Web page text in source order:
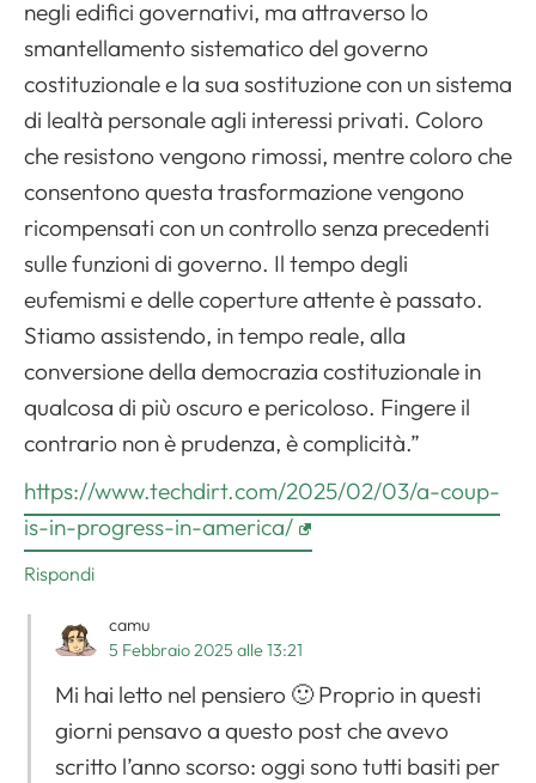
negli edifici governativi, ma attraverso lo
smantellamento sistematico del governo
costituzionale e la sua sostituzione con un sistema
di lealtà personale agli interessi privati. Coloro
che resistono vengono rimossi, mentre coloro che
consentono questa trasformazione vengono
ricompensati con un controllo senza precedenti
sulle funzioni di governo. Il tempo degli
eufemismi e delle coperture attente è passato.
Stiamo assistendo, in tempo reale, alla
conversione della democrazia costituzionale in
qualcosa di più oscuro e pericoloso. Fingere il
contrario non è prudenza, è complicità.”
https://www.techdirt.com/2025/02/03/a-coup-
is-in-progress-in-america/
Rispondi
camu
5 Febbraio 2025 alle 13:21
Mi hai letto nel pensiero 🙂 Proprio in questi
giorni pensavo a questo post che avevo
scritto l’anno scorso: oggi sono tutti basiti per